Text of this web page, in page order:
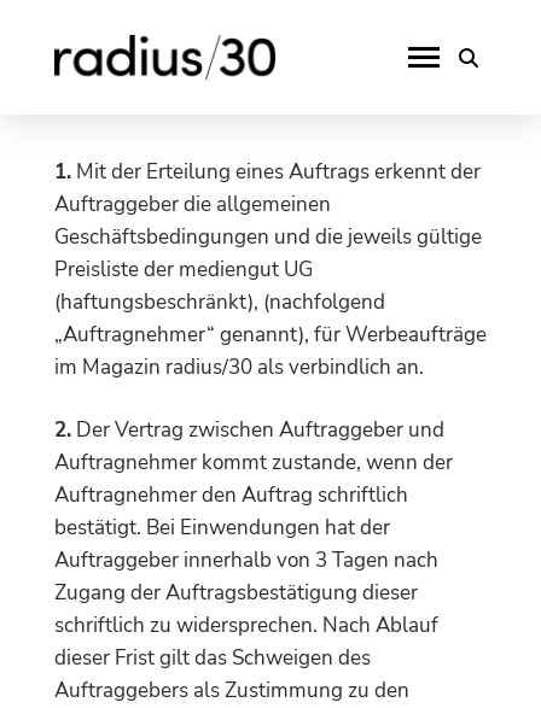
1.Mit der Erteilung eines Auftrags erkennt der
Auftraggeber die allgemeinen
Geschäftsbedingungen und die jeweils gültige
Preisliste der mediengut UG
(haftungsbeschränkt), (nachfolgend
„Auftragnehmer“ genannt), für Werbeaufträge
im Magazin radius/30 als verbindlich an.
2.Der Vertrag zwischen Auftraggeber und
Auftragnehmer kommt zustande, wenn der
Auftragnehmer den Auftrag schriftlich
bestätigt. Bei Einwendungen hat der
Auftraggeber innerhalb von 3 Tagen nach
Zugang der Auftragsbestätigung dieser
schriftlich zu widersprechen. Nach Ablauf
dieser Frist gilt das Schweigen des
Auftraggebers als Zustimmung zu den